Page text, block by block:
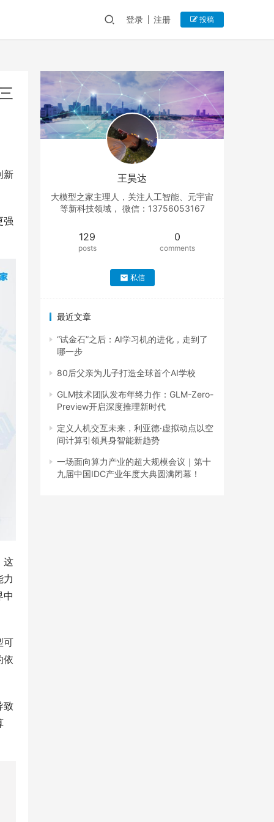
登录 注册 投稿
新
强
这
力
中
可
依
致
王昊达
大模型之家主理人，关注人工智能、元宇宙
等新科技领域， 微信：13756053167
129
posts
0
comments
私信
最近文章
“试金石”之后：AI学习机的进化，走到了
哪一步
80后父亲为儿子打造全球首个AI学校
GLM技术团队发布年终力作：GLM-Zero-
Preview开启深度推理新时代
定义人机交互未来，利亚德·虚拟动点以空
间计算引领具身智能新趋势
一场面向算力产业的超大规模会议｜第十
九届中国IDC产业年度大典圆满闭幕！